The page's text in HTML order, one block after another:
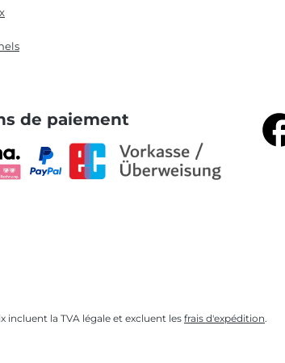
de paiement
incluent la TVA légale et excluent les frais d'expédition.